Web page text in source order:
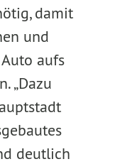
damit
und
aufs
„Dazu
deutlich